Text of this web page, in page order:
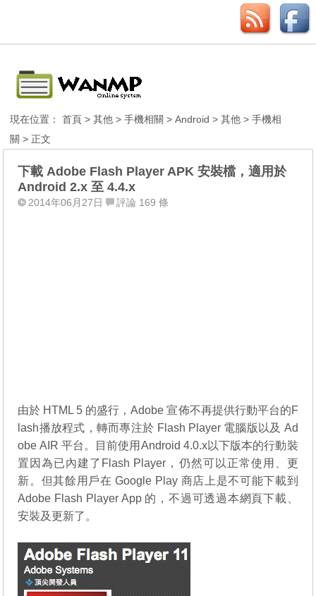
現在位置：首頁 >其他 >手機相關 >Android >其他 >手機相
關 > 正文
下載 Adobe Flash Player APK 安裝檔，適用於
Android 2.x 至 4.4.x
2014年06月27日 評論 169 條
由於 HTML 5 的盛行，Adobe 宣佈不再提供行動平台的F
lash播放程式，轉而專注於 Flash Player 電腦版以及 Ad
obe AIR 平台。目前使用Android 4.0.x以下版本的行動裝
置因為已內建了Flash Player，仍然可以正常使用、更
新。但其餘用戶在 Google Play 商店上是不可能下載到
Adobe Flash Player App 的，不過可透過本網頁下載、
安裝及更新了。